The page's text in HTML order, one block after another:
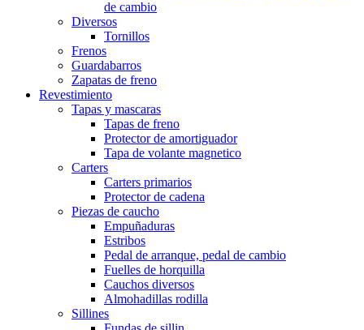
de cambio
Diversos
Tornillos
Frenos
Guardabarros
Zapatas de freno
Revestimiento
Tapas y mascaras
Tapas de freno
Protector de amortiguador
Tapa de volante magnetico
Carters
Carters primarios
Protector de cadena
Piezas de caucho
Empuñaduras
Estribos
Pedal de arranque, pedal de cambio
Fuelles de horquilla
Cauchos diversos
Almohadillas rodilla
Sillines